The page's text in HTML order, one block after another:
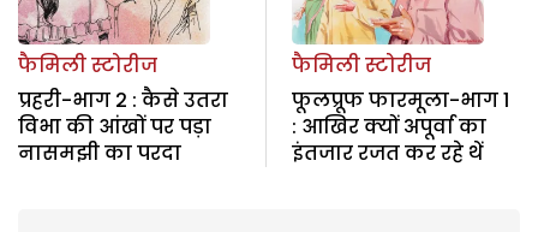
फैमिली स्टोरीज
प्रहरी-भाग 2 : कैसे उतरा
विभा की आंखों पर पड़ा
नासमझी का परदा
फैमिली स्टोरीज
फूलप्रूफ फारमूला-भाग 1
: आखिर क्यों अपूर्वा का
इंतजार रजत कर रहे थें